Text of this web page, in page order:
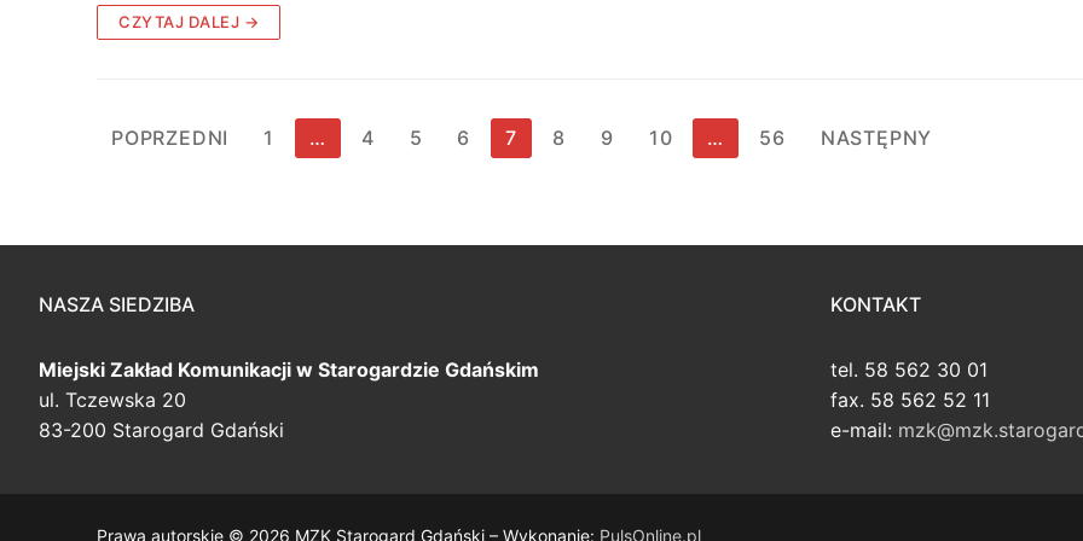
CZYTAJ DALEJ →
Stronicowanie
POPRZEDNI 1 … 4 5 6 7 8 9 10 … 56 NASTĘPNY
NASZA SIEDZIBA
Miejski Zakład Komunikacji w Starogardzie Gdańskim
ul. Tczewska 20
83-200 Starogard Gdański
KONTAKT
tel. 58 562 30 01
fax. 58 562 52 11
e-mail:
Prawa autorskie © 2026 MZK Starogard Gdański – Wykonanie: PulsOnline.pl